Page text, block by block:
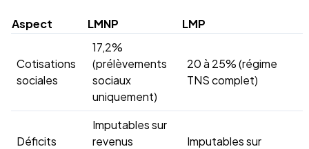
Aspect LMNP LMP
Cotisations
sociales
17,2%
(prélèvements
sociaux
uniquement)
20 à 25% (régime
TNS complet)
Déficits
Imputables sur
revenus
Imputables sur